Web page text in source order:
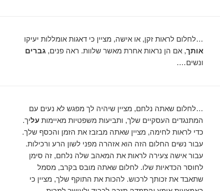
…לחלום לראות זקן, או אישה, מציין כי דאגות אומללות יעיקו
אותך, אם הן נראות אחרת מאשר שלוות. ראה פנים,גברים
ונשים….
…לחלום שאתה נלחם, מציין שיהיה לך מפגש לא נעים עם
המתנגדים העסקיים שלך, ותביעות משפטיות מאיימותעליך.
כדי לראות לחימה, מציין שאתה מבזבז את הזמן והכסף שלך.
עבור נשים החלום הזה הוא אזהרה מפני לשון הרע ורכילות.
עבור אישה צעירה לראות את המאהב שלה נלחם, זה סימן
לחוסר הכדאיות שלו. לחלום שאתה מובס בקרב, מסמל
שתאבד את זכותך לרכוש. להכות את התוקף שלך, מציין כי